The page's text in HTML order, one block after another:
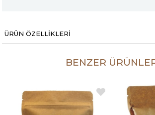
ÜRÜN ÖZELLIKLERI
BENZER